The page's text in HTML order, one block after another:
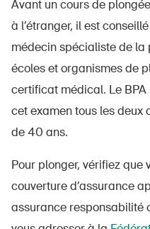
Avant un cours de
à l’étranger, il est
médecin spécialiste de
écoles et organismes de
certificat médical. Le
cet examen tous les deux
de 40 ans.
Pour plonger, vérifiez que
couverture d’assurance
assurance responsabilité